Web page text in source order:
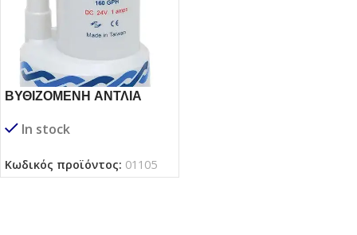
ΒΥΘΙΖΟΜΕΝΗ ΑΝΤΛΙΑ
In stock
Κωδικός προϊόντος: 01105